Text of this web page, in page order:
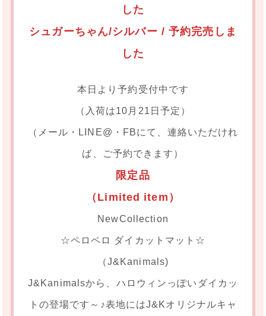
した
シュガーちゃん/シルバー / 予約完売しま
した
本日より予約受付中です
（入荷は10月21日予定）
（メール・LINE@・FBにて、連絡いただけれ
ば、ご予約できます）
限定品
（Limited item）
NewCollection
☆ペロペロ ダイカットマット☆
（J&Kanimals)
J&Kanimalsから、ハロウィンっぽいダイカッ
トの登場です～♪表地にはJ&Kオリジナルキャ